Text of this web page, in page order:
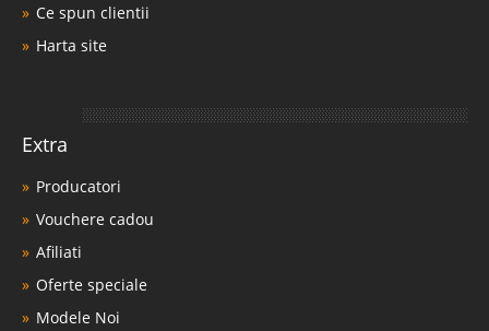
Ce spun clientii
Harta site
Extra
Producatori
Vouchere cadou
Afiliati
Oferte speciale
Modele Noi